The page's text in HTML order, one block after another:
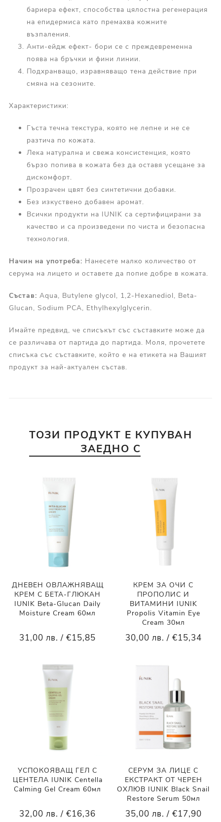
бариера ефект, способства цялостна регенерация
на епидермиса като премахва кожните
възпаления.
Анти-ейдж ефект- бори се с преждевременна
поява на бръчки и фини линии.
Подхранващо, изравняващо тена действие при
смяна на сезоните.
Характеристики:
Гъста течна текстура, която не лепне и не се
разтича по кожата.
Лека натурална и свежа консистенция, която
бързо попива в кожата без да оставя усещане за
дискомфорт.
Прозрачен цвят без синтетични добавки.
Без изкуствено добавен аромат.
Всички продукти на IUNIK са сертифицирани за
качество и са произведени по чиста и безопасна
технология.
Начин на употреба: Нанесете малко количество от
серума на лицето и оставете да попие добре в кожата.
Състав: Aqua, Butylene glycol, 1,2-Hexanediol, Beta-
Glucan, Sodium PCA, Ethylhexylglycerin.
Имайте предвид, че списъкът със съставките може да
се различава от партида до партида. Моля, прочетете
списъка със съставките, който е на етикета на Вашият
продукт за най-актуален състав.
ТОЗИ ПРОДУКТ Е КУПУВАН
ЗАЕДНО С
ДНЕВЕН ОВЛАЖНЯВАЩ
КРЕМ С БЕТА-ГЛЮКАН
IUNIK Beta-Glucan Daily
Moisture Cream 60мл
31,00 лв. / €15,85
КРЕМ ЗА ОЧИ С
ПРОПОЛИС И
ВИТАМИНИ IUNIK
Propolis Vitamin Eye
Cream 30мл
30,00 лв. / €15,34
УСПОКОЯВАЩ ГЕЛ С
ЦЕНТЕЛА IUNIK Centella
Calming Gel Cream 60мл
32,00 лв. / €16,36
СЕРУМ ЗА ЛИЦЕ С
ЕКСТРАКТ ОТ ЧЕРЕН
ОХЛЮВ IUNIK Black Snail
Restore Serum 50мл
35,00 лв. / €17,90